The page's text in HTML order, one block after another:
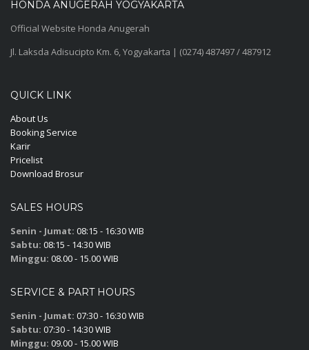
HONDA ANUGERAH YOGYAKARTA
Official Website Honda Anugerah
Jl. Laksda Adisucipto Km. 6, Yogyakarta | (0274) 487497 / 487912
QUICK LINK
About Us
Booking Service
Karir
Pricelist
Download Brosur
SALES HOURS
Senin - Jumat: 08:15 - 16:30 WIB
Sabtu: 08:15 - 14:30 WIB
Minggu: 08.00 - 15.00 WIB
SERVICE & PART HOURS
Senin - Jumat: 07:30 - 16:30 WIB
Sabtu: 07:30 - 14:30 WIB
Minggu: 09.00 - 15.00 WIB